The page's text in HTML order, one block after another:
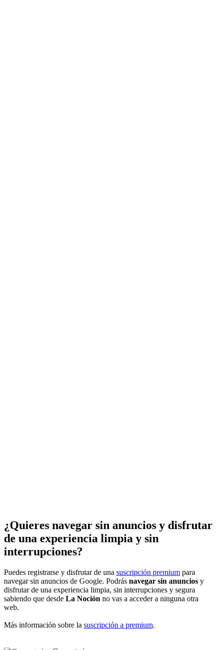
¿Quieres navegar sin anuncios y disfrutar
de una experiencia limpia y sin
interrupciones?
Puedes registrarse y disfrutar de una suscripción premium para
navegar sin anuncios de Google. Podrás navegar sin anuncios y
disfrutar de una experiencia limpia, sin interrupciones y segura
sabiendo que desde La Noción no vas a acceder a ninguna otra
web.
Más información sobre la suscripción a premium.